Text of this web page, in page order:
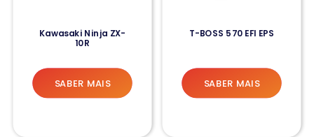
Kawasaki Ninja ZX-
10R
SABER MAIS
T-BOSS 570 EFI EPS
SABER MAIS